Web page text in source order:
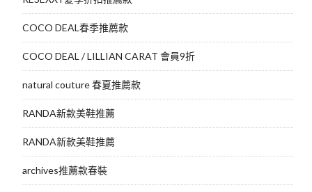
COCO DEAL春季推薦款
COCO DEAL / LILLIAN CARAT 會員9折
natural couture 春夏推薦款
RANDA新款美鞋推薦
RANDA新款美鞋推薦
archives推薦款春裝